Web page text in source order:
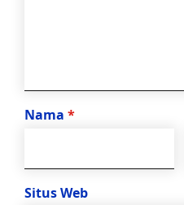
Nama *
Situs Web